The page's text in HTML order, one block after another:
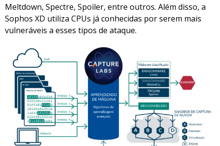
Meltdown, Spectre, Spoiler, entre outros. Além disso, a
Sophos XD utiliza CPUs já conhecidas por serem mais
vulneráveis a esses tipos de ataque.